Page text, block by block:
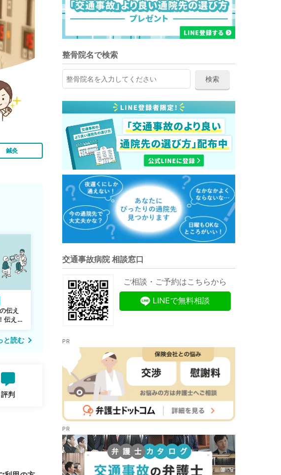
鍼灸
伝え
伝え方
説
と読む
評判
整骨院名で検索
交通事故病院 相談窓口
ご相談・ご予約はこちらから
LINEで無料相談